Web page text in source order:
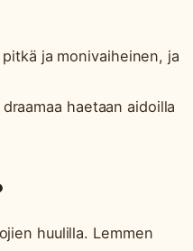
ja monivaiheinen, ja
haetaan aidoilla
huulilla. Lemmen